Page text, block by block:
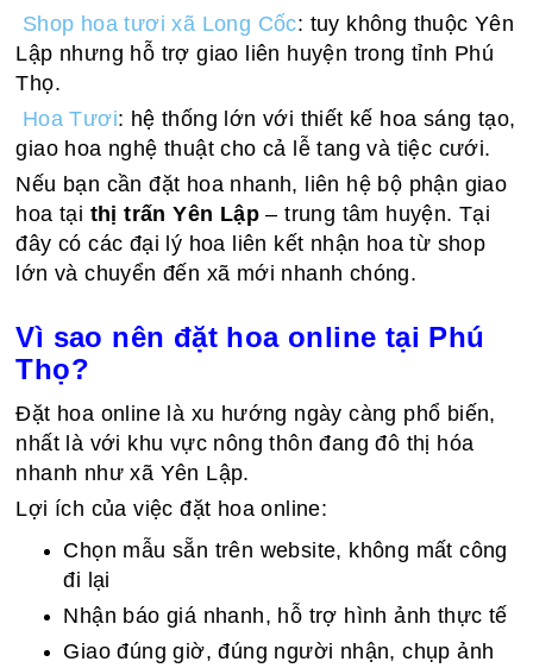
Shop hoa tươi xã Long Cốc: tuy không thuộc Yên
Lập nhưng hỗ trợ giao liên huyện trong tỉnh Phú
Thọ.
Hoa Tươi: hệ thống lớn với thiết kế hoa sáng tạo,
giao hoa nghệ thuật cho cả lễ tang và tiệc cưới.
Nếu bạn cần đặt hoa nhanh, liên hệ bộ phận giao
hoa tại thị trấn Yên Lập – trung tâm huyện. Tại
đây có các đại lý hoa liên kết nhận hoa từ shop
lớn và chuyển đến xã mới nhanh chóng.
Vì sao nên đặt hoa online tại Phú
Thọ?
Đặt hoa online là xu hướng ngày càng phổ biến,
nhất là với khu vực nông thôn đang đô thị hóa
nhanh như xã Yên Lập.
Lợi ích của việc đặt hoa online:
Chọn mẫu sẵn trên website, không mất công
đi lại
Nhận báo giá nhanh, hỗ trợ hình ảnh thực tế
Giao đúng giờ, đúng người nhận, chụp ảnh